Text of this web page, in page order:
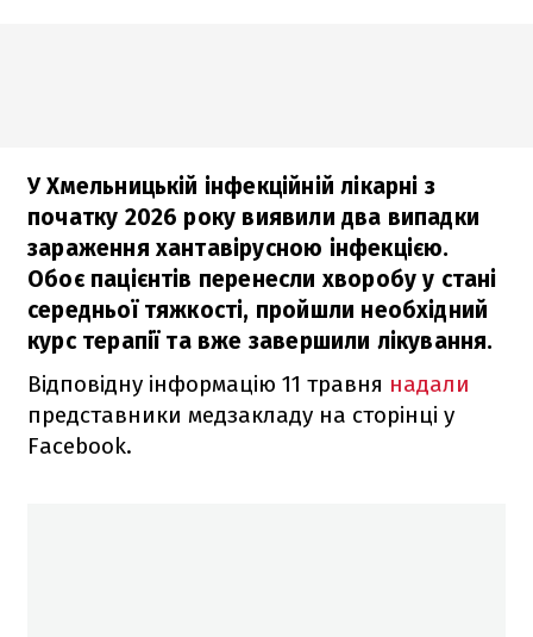
У Хмельницькій інфекційній лікарні з
початку 2026 року виявили два випадки
зараження хантавірусною інфекцією.
Обоє пацієнтів перенесли хворобу у стані
середньої тяжкості, пройшли необхідний
курс терапії та вже завершили лікування.
Відповідну інформацію 11 травня надали
представники медзакладу на сторінці у
Facebook.